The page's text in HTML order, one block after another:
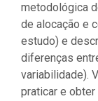
metodológica
de alocação e
estudo) e
diferenças
variabilidade).
praticar e